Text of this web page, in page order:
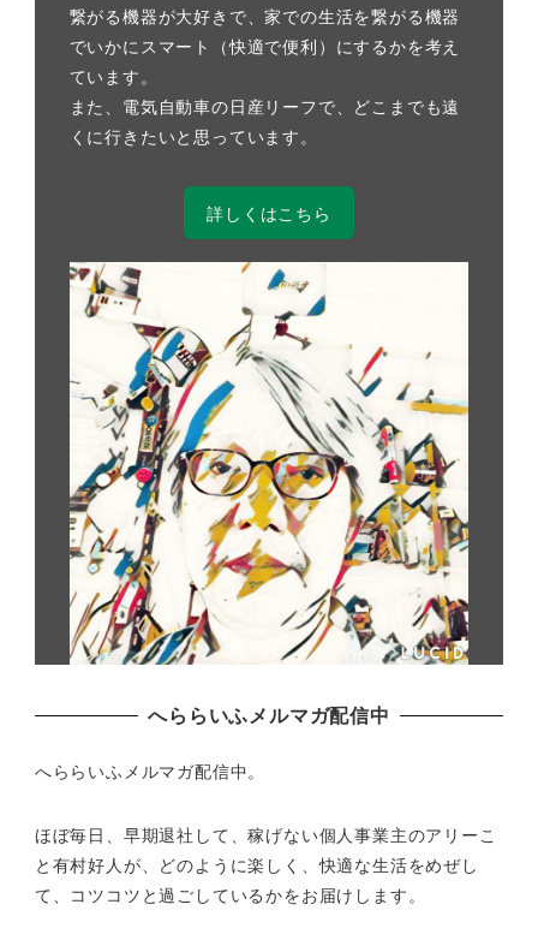
繋がる機器が大好きで、家での生活を繋がる機器
でいかにスマート（快適で便利）にするかを考え
ています。
また、電気自動車の日産リーフで、どこまでも遠
くに行きたいと思っています。
詳しくはこちら
へららいふメルマガ配信中
へららいふメルマガ配信中。
ほぼ毎日、早期退社して、稼げない個人事業主のアリーこ
と有村好人が、どのように楽しく、快適な生活をめぜし
て、 コツコツと過ごしているかをお届けします。